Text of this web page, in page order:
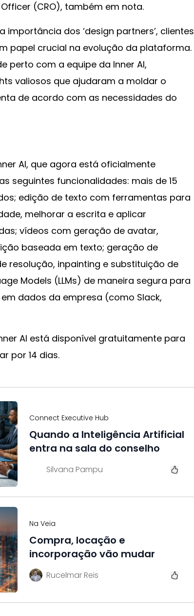
(CRO), também em nota.
dos ‘design partners’, clientes
papel crucial na evolução da plataforma.
perto com a equipe da Inner AI,
valiosos que ajudaram a moldar o
de acordo com as necessidades do
AI, que agora está oficialmente
seguintes funcionalidades: mais de 15
edição de texto com ferramentas para
melhorar a escrita e aplicar
vídeos com geração de avatar,
baseada em texto; geração de
resolução, inpainting e substituição de
Models (LLMs) de maneira segura para
dados da empresa (como Slack,
AI está disponível gratuitamente para
por 14 dias.
Connect Executive Hub
Quando a Inteligência Artificial
entra na sala do conselho
Silvana Pampu
Na Veia
Compra, locação e
incorporação vão mudar
Rucelmar Reis